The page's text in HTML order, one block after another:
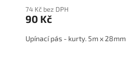
74 Kč bez DPH
90 Kč
Upínací pás - kurty. 5m x 28mm